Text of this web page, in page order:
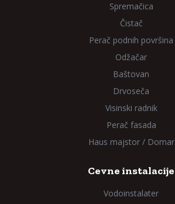
Spremačica
Čistač
Perač podnih površina
Odžačar
Baštovan
Drvoseča
Visinski radnik
Perač fasada
Haus majstor / Domar
Cevne instalacije
Vodoinstalater